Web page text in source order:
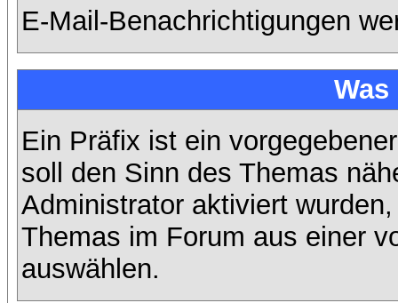
E-Mail-Benachrichtigungen
Ein Präfix ist ein
soll den Sinn des Themas
Administrator aktiviert
Themas im Forum aus einer
auswählen.